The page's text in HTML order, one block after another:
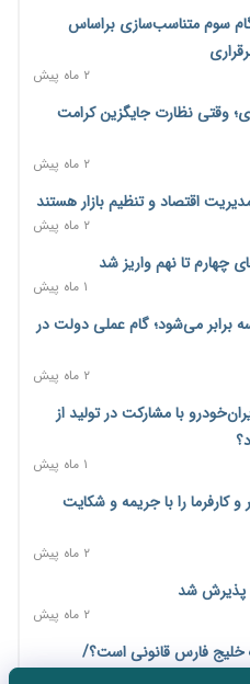
۵ ساعت پیش
«یاوران پیشرفت»
۵ ساعت پیش
«حق جنگ»؛ از نفت و گاز تا
۵ ساعت پیش
صنعت و معدن مسدود شد؛
کارگزاران اعداد منتشرشده در
تبریک برای پاسداشت حقیقت و
برگزار شد
نباشند؛ خرید دینار در بانک‌ها و
سوم متناسب‌سازی براساس
۲ ماه پیش
وقتی نظارت جایگزین کرامت
۲ ماه پیش
اقتصاد و تنظیم بازار هستند
۲ ماه پیش
۱ ماه پیش
خانواده‌های دهک ۱ تا ۴ سه برابر می‌شود؛ گام عملی دولت در
۲ ماه پیش
با مشارکت در تولید از
۱ ماه پیش
کارفرما را با جریمه و شکایت
۲ ماه پیش
پذیرش شد
۲ ماه پیش
خلیج فارس قانونی است؟/